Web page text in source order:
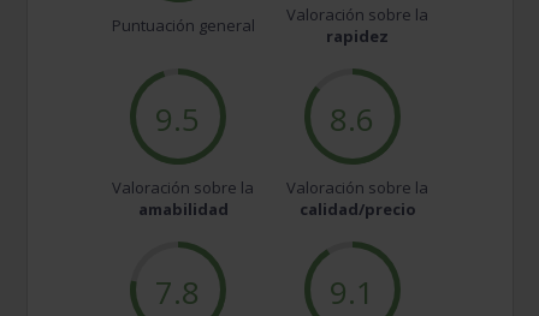
Puntuación general
Valoración sobre la
rapidez
9.5
Valoración sobre la
amabilidad
8.6
Valoración sobre la
calidad/precio
7.8 9.1